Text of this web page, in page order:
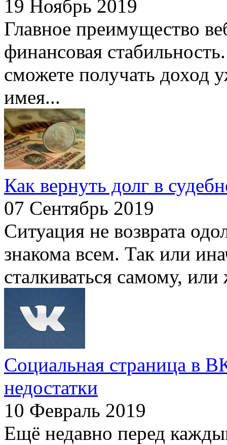
19 Ноябрь 2019
Главное преимущество
финансовая
сможете получать доход
имея...
Как вернуть долг в
07 Сентябрь 2019
Ситуация не возврата
знакома всем. Так или
сталкиваться самому,
Социальная страница в
недостатки
10 Февраль 2019
Ещё недавно перед